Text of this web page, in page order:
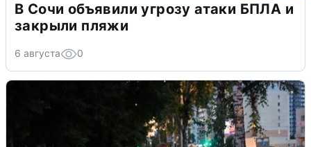
В Сочи объявили угрозу атаки БПЛА и
закрыли пляжи
6 августа 0